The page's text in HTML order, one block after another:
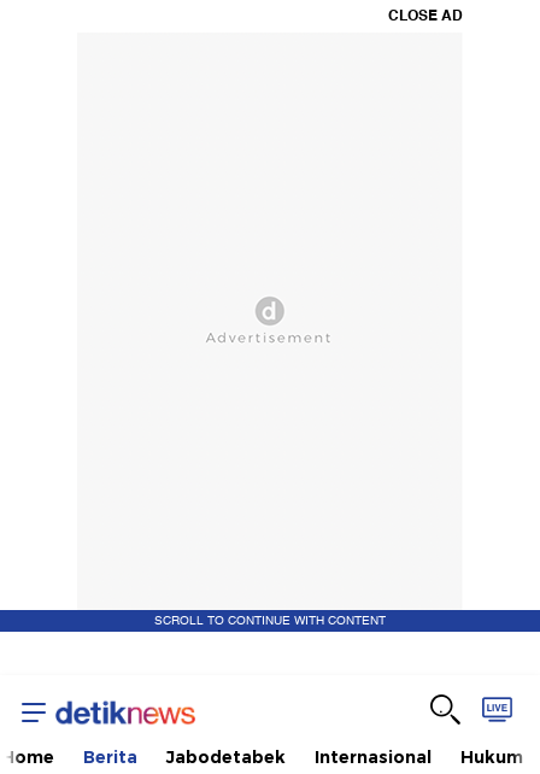
CLOSE AD
SCROLL TO CONTINUE WITH CONTENT
Home Berita Jabodetabek Internasional Hukum